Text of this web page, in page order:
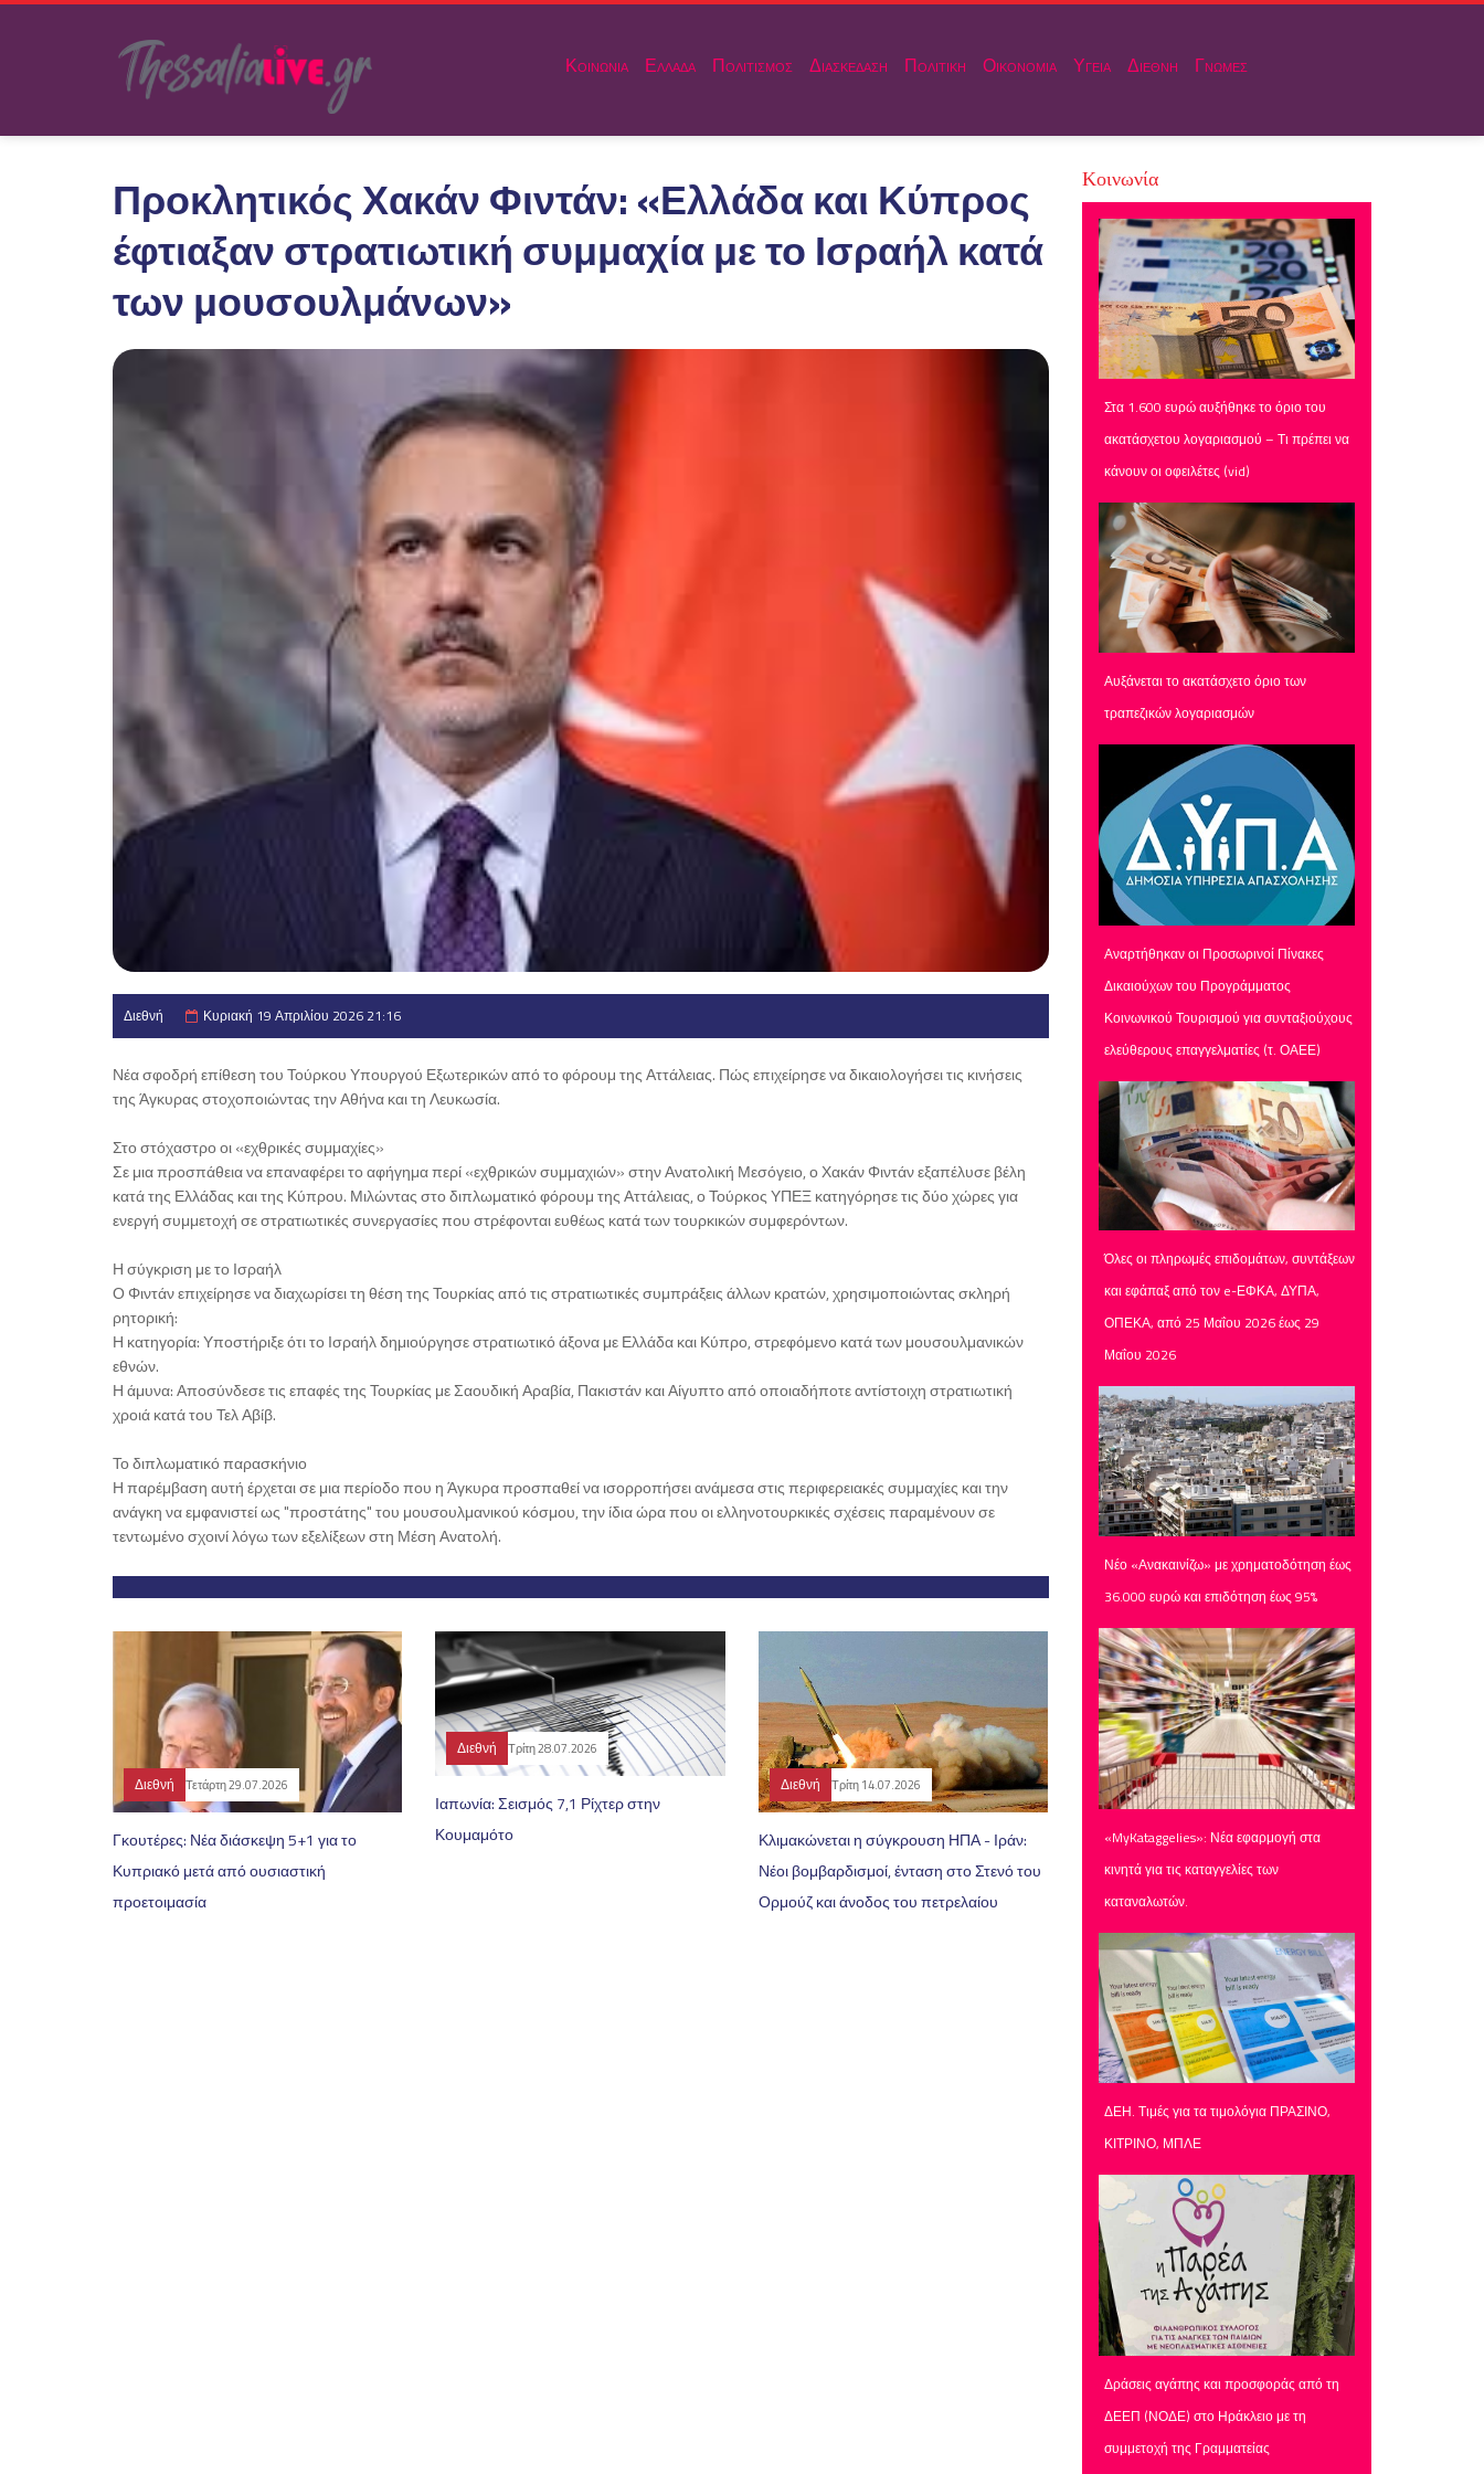
Κοινωνια Ελλαδα Πολιτισμος Διασκεδαση Πολιτικη Οικονομια Υγεια Διεθνη Γνωμες
Προκλητικός Χακάν Φιντάν: «Ελλάδα και Κύπρος
έφτιαξαν στρατιωτική συμμαχία με το Ισραήλ κατά
των μουσουλμάνων»
Διεθνή Κυριακή 19 Απριλίου 2026 21:16
Νέα σφοδρή επίθεση του Τούρκου Υπουργού Εξωτερικών από το φόρουμ της Αττάλειας. Πώς επιχείρησε να δικαιολογήσει τις κινήσεις
της Άγκυρας στοχοποιώντας την Αθήνα και τη Λευκωσία.
Στο στόχαστρο οι «εχθρικές συμμαχίες»
Σε μια προσπάθεια να επαναφέρει το αφήγημα περί «εχθρικών συμμαχιών» στην Ανατολική Μεσόγειο, ο Χακάν Φιντάν εξαπέλυσε βέλη
κατά της Ελλάδας και της Κύπρου. Μιλώντας στο διπλωματικό φόρουμ της Αττάλειας, ο Τούρκος ΥΠΕΞ κατηγόρησε τις δύο χώρες για
ενεργή συμμετοχή σε στρατιωτικές συνεργασίες που στρέφονται ευθέως κατά των τουρκικών συμφερόντων.
Η σύγκριση με το Ισραήλ
Ο Φιντάν επιχείρησε να διαχωρίσει τη θέση της Τουρκίας από τις στρατιωτικές συμπράξεις άλλων κρατών, χρησιμοποιώντας σκληρή
ρητορική:
Η κατηγορία: Υποστήριξε ότι το Ισραήλ δημιούργησε στρατιωτικό άξονα με Ελλάδα και Κύπρο, στρεφόμενο κατά των μουσουλμανικών
εθνών.
Η άμυνα: Αποσύνδεσε τις επαφές της Τουρκίας με Σαουδική Αραβία, Πακιστάν και Αίγυπτο από οποιαδήποτε αντίστοιχη στρατιωτική
χροιά κατά του Τελ Αβίβ.
Το διπλωματικό παρασκήνιο
Η παρέμβαση αυτή έρχεται σε μια περίοδο που η Άγκυρα προσπαθεί να ισορροπήσει ανάμεσα στις περιφερειακές συμμαχίες και την
ανάγκη να εμφανιστεί ως "προστάτης" του μουσουλμανικού κόσμου, την ίδια ώρα που οι ελληνοτουρκικές σχέσεις παραμένουν σε
τεντωμένο σχοινί λόγω των εξελίξεων στη Μέση Ανατολή.
Διεθνή Τετάρτη 29.07.2026
Γκουτέρες: Νέα διάσκεψη 5+1 για το
Κυπριακό μετά από ουσιαστική
προετοιμασία
Διεθνή Τρίτη 28.07.2026
Ιαπωνία: Σεισμός 7,1 Ρίχτερ στην
Κουμαμότο
Διεθνή Τρίτη 14.07.2026
Κλιμακώνεται η σύγκρουση ΗΠΑ - Ιράν:
Νέοι βομβαρδισμοί, ένταση στο Στενό του
Ορμούζ και άνοδος του πετρελαίου
Κοινωνία
Στα 1.600 ευρώ αυξήθηκε το όριο του
ακατάσχετου λογαριασμού – Τι πρέπει να
κάνουν οι οφειλέτες (vid)
Αυξάνεται το ακατάσχετο όριο των
τραπεζικών λογαριασμών
Αναρτήθηκαν οι Προσωρινοί Πίνακες
Δικαιούχων του Προγράμματος
Κοινωνικού Τουρισμού για συνταξιούχους
ελεύθερους επαγγελματίες (τ. ΟΑΕΕ)
Όλες οι πληρωμές επιδομάτων, συντάξεων
και εφάπαξ από τον e-ΕΦΚΑ, ΔΥΠΑ,
ΟΠΕΚΑ, από 25 Μαΐου 2026 έως 29
Μαΐου 2026
Νέο «Ανακαινίζω» με χρηματοδότηση έως
36.000 ευρώ και επιδότηση έως 95%
«MyKataggelies»: Νέα εφαρμογή στα
κινητά για τις καταγγελίες των
καταναλωτών.
ΔΕΗ. Τιμές για τα τιμολόγια ΠΡΑΣΙΝΟ,
ΚΙΤΡΙΝΟ, ΜΠΛΕ
Δράσεις αγάπης και προσφοράς από τη
ΔΕΕΠ (ΝΟΔΕ) στο Ηράκλειο με τη
συμμετοχή της Γραμματείας